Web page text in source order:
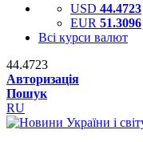
USD 44.4723
EUR 51.3096
Всі курси валют
44.4723
Авторизація
Пошук
RU